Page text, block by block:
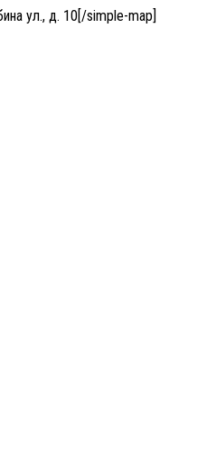
ул., д. 10[/simple-map]